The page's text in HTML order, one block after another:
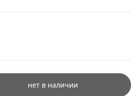
нет в наличии